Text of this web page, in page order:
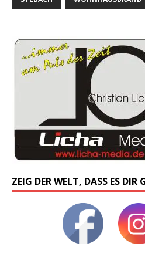
ZEIG DER WELT, DASS ES DIR